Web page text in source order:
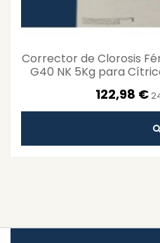
Corrector de Clorosis
G40 NK 5Kg para
122,98 €